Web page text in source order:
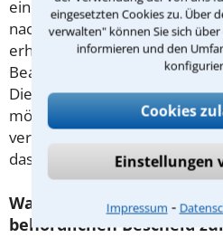
eingesetzten Cookies zu. Über
verwalten" können Sie sich
informieren und den
Cookies
Einstellungen
Impressum ⁃
eine erledigte Maßnahme
nachträglich eine
erhoben werden. Gegen
Beamten einschließlich der
Dienstaufsichtsbeschwerde
möglich. Lassen Sie sich in
versierten Anwalt für
das beste ist.
Was ist der richtige Weg,
behördlichen Bescheid